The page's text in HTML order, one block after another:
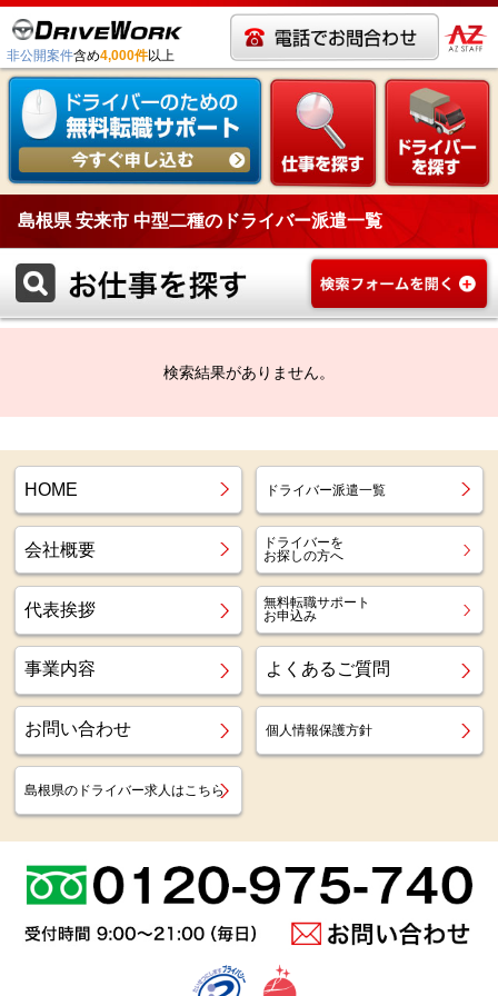
非公開案件含め4,000件以上
島根県 安来市 中型二種のドライバー派遣一覧
検索結果がありません。
HOME ドライバー派遣一覧
会社概要
ドライバーを
お探しの方へ
代表挨拶
無料転職サポート
お申込み
事業内容 よくあるご質問
お問い合わせ 個人情報保護方針
島根県のドライバー求人はこちら